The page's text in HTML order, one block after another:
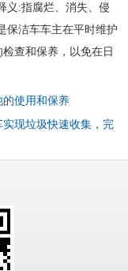
义:指腐烂、消失、侵
保洁车车主在平时维护
查和保养，以免在日
使用和保养
现垃圾快速收集，完